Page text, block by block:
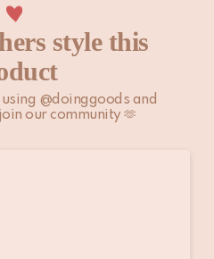
style this
using @doinggoods and
our community 🫶